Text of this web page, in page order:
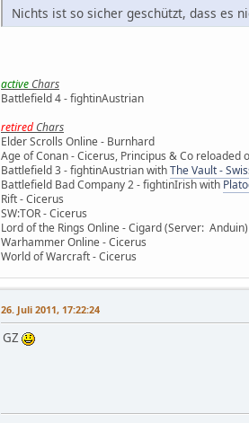
Nichts ist so sicher geschützt, dass es
active Chars
Battlefield 4 - fightinAustrian
retired Chars
Elder Scrolls Online - Burnhard
Age of Conan - Cicerus, Principus & Co reloaded
Battlefield 3 - fightinAustrian withThe Vault -
Battlefield Bad Company 2 - fightinIrish with
Rift - Cicerus
SW:TOR - Cicerus
Lord of the Rings Online - Cigard (Server: Anduin)
Warhammer Online - Cicerus
World of Warcraft - Cicerus
26. Juli 2011, 17:22:24
GZ